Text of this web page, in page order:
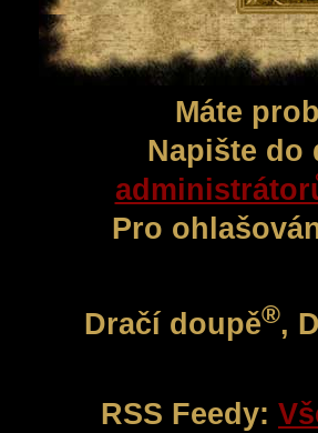
Máte
Napište do
Pro
Dračí doupě®,
RSS Feedy: